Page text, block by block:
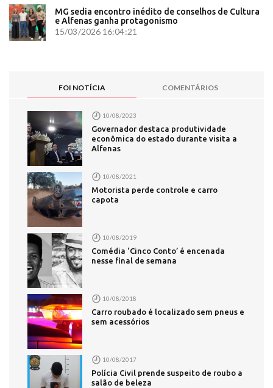
MG sedia encontro inédito de conselhos de Cultura
e Alfenas ganha protagonismo
15/03/2026 16:04:21
FOI NOTÍCIA COMENTÁRIOS
10/08/2023
Governador destaca produtividade
econômica do estado durante visita a
Alfenas
10/08/2021
Motorista perde controle e carro
capota
10/08/2019
Comédia ‘Cinco Conto’ é encenada
nesse final de semana
10/08/2018
Carro roubado é localizado sem pneus e
sem acessórios
10/08/2017
Polícia Civil prende suspeito de roubo a
salão de beleza